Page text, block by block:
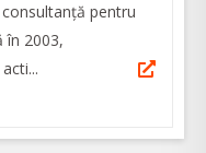
pentru
în 2003,